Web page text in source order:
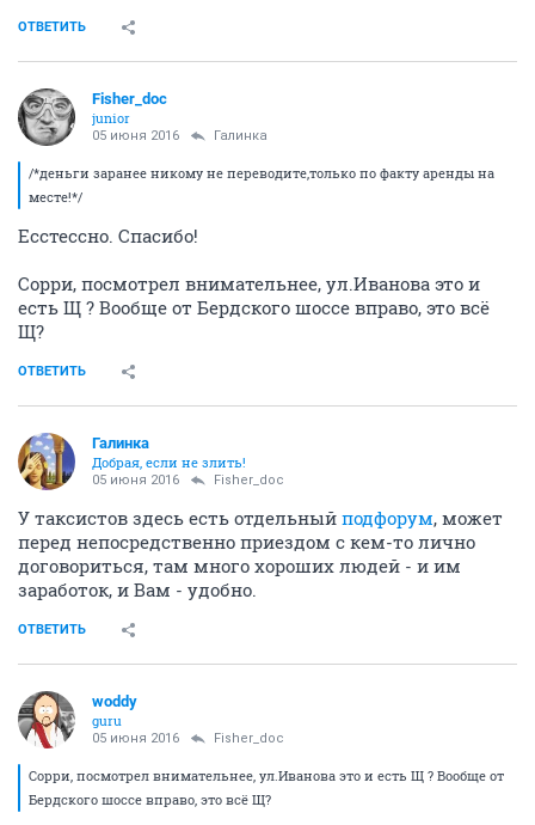
ОТВЕТИТЬ
Fisher_doc
junior
05 июня 2016 Галинка
/*деньги заранее никому не переводите,только по факту аренды на
месте!*/
Есстессно. Спасибо!
Сорри, посмотрел внимательнее, ул.Иванова это и
есть Щ ? Вообще от Бердского шоссе вправо, это всё
Щ?
ОТВЕТИТЬ
Галинка
Добрая, если не злить!
05 июня 2016 Fisher_doc
У таксистов здесь есть отдельный подфорум, может
перед непосредственно приездом с кем-то лично
договориться, там много хороших людей - и им
заработок, и Вам - удобно.
ОТВЕТИТЬ
woddy
guru
05 июня 2016 Fisher_doc
Сорри, посмотрел внимательнее, ул.Иванова это и есть Щ ? Вообще от
Бердского шоссе вправо, это всё Щ?